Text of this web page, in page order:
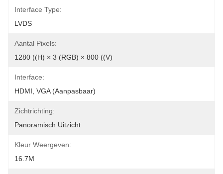
Interface Type:
LVDS
Aantal Pixels:
1280 ((H) × 3 (RGB) × 800 ((V)
Interface:
HDMI, VGA (aanpasbaar)
Zichtrichting:
Panoramisch Uitzicht
Kleur Weergeven:
16.7M